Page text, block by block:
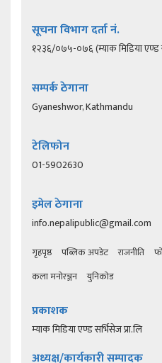
सूचना विभाग दर्ता नं.
१२३६/०७५-०७६ (म्याक मिडिया एण्ड
सम्पर्क ठेगाना
Gyaneshwor, Kathmandu
टेलिफोन
01-5902630
इमेल ठेगाना
info.nepalipublic@gmail.com
गृहपृष्ठ पब्लिक अपडेट राजनीति
कला मनोरञ्जन
युनिकोड
प्रकाशक
म्याक मिडिया एण्ड सर्भिसेज प्रा.लि
अध्यक्ष/कार्यकारी सम्पादक